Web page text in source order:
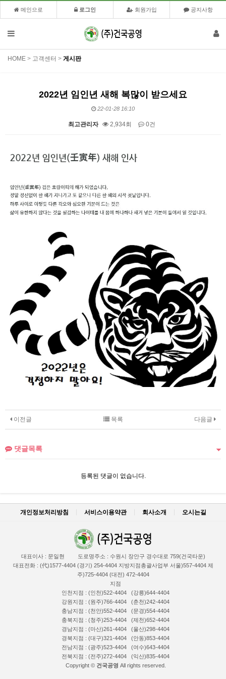
메인으로 로그인 회원가입 공지사항
HOME > 고객센터 > 게시판
2022년 임인년 새해 복많이 받으세요
22-01-28 16:10
최고관리자 2,934회 0건
이전글 다음글
목록
댓글목록
등록된 댓글이 없습니다.
개인정보처리방침 서비스이용약관 회사소개 오시는길
대표이사 : 문일현
도로명주소 : 수원시 장안구 경수대로 759(건국타운)
대표전화 : (代)1577-4404 (경기) 254-4404 지방지점총괄사업부 서울)557-4404 제
주)725-4404 (대전) 472-4404
지점
인천지점 : (인천)522-4404 (강릉)644-4404
강원지점 : (원주)766-4404 (춘천)242-4404
충남지점 : (천안)552-4404 (문경)554-4404
충북지점 : (청주)253-4404 (제천)652-4404
경남지점 : (마산)261-4404 (울산)298-4404
경북지점 : (대구)321-4404 (안동)853-4404
전남지점 : (광주)523-4404 (여수)643-4404
전북지점 : (전주)272-4404 (익산)835-4404
Copyright © 건국공영 All rights reserved.